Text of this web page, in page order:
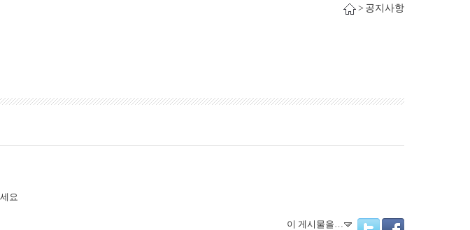
> 공지사항
요
이 게시물을…